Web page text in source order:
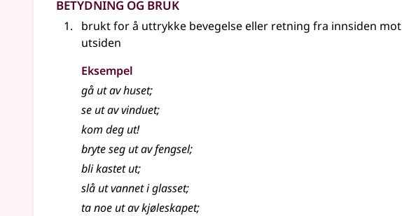
brukt for å uttrykke bevegelse eller retning fra innsiden mot
utsiden
Eksempel
gå ut av huset;
se ut av vinduet;
kom deg ut!
bryte seg ut av fengsel;
bli kastet ut;
slå ut vannet i glasset;
ta noe ut av kjøleskapet;